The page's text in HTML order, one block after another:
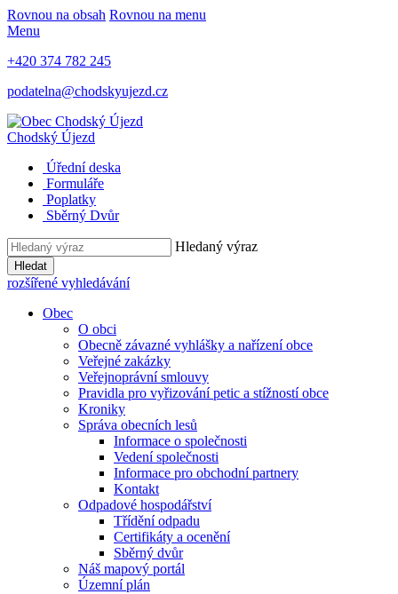
Rovnou na obsah Rovnou na menu
Menu
+420 374 782 245
podatelna@chodskyujezd.cz
Chodský Újezd
Úřední deska
Formuláře
Poplatky
Sběrný Dvůr
Hledaný výraz
Hledat
rozšířené vyhledávání
Obec
O obci
Obecně závazné vyhlášky a nařízení obce
Veřejné zakázky
Veřejnoprávní smlouvy
Pravidla pro vyřizování petic a stížností obce
Kroniky
Správa obecních lesů
Informace o společnosti
Vedení společnosti
Informace pro obchodní partnery
Kontakt
Odpadové hospodářství
Třídění odpadu
Certifikáty a ocenění
Sběrný dvůr
Náš mapový portál
Územní plán